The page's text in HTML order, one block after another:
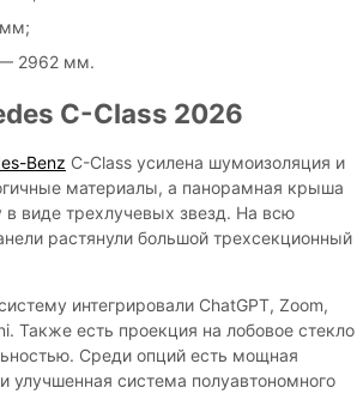
— 2962 мм.
C-Class 2026
Benz C-Class усилена шумоизоляция и
материалы, а панорамная крыша
в виде трехлучевых звезд. На всю
растянули большой трехсекционный
интегрировали ChatGPT, Zoom,
Также есть проекция на лобовое стекло
Среди опций есть мощная
улучшенная система полуавтономного